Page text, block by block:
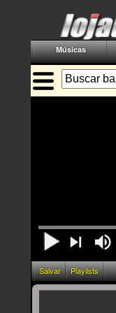
Músicas
Salvar Playlists